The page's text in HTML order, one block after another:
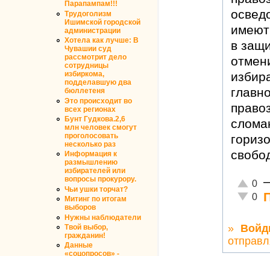
Парапампам!!!
Трудоголизм
Ишимской городской
администрации
Хотела как лучше: В
Чувашии суд
рассмотрит дело
сотрудницы
избиркома,
подделавшую два
бюллетеня
Это происходит во
всех регионах
Бунт Гудкова.2,6
млн человек смогут
проголосовать
несколько раз
Информация к
размышлению
избирателей или
вопросы прокурору.
Чьи ушки торчат?
Митинг по итогам
выборов
Нужны наблюдатели
Твой выбор,
гражданин!
Данные
«соцопросов» -
в
0
0
»